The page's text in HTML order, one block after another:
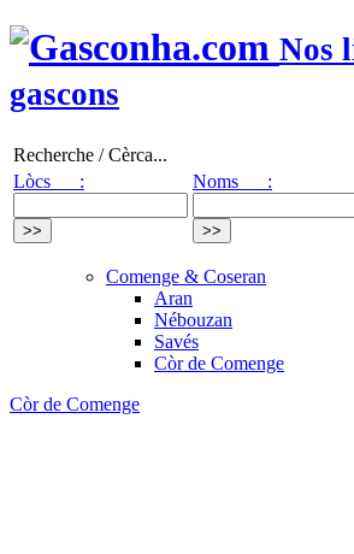
Nos
gascons
Recherche / Cèrca...
Lòcs :
Noms :
Comenge & Coseran
Aran
Nébouzan
Savés
Còr de Comenge
Còr de Comenge